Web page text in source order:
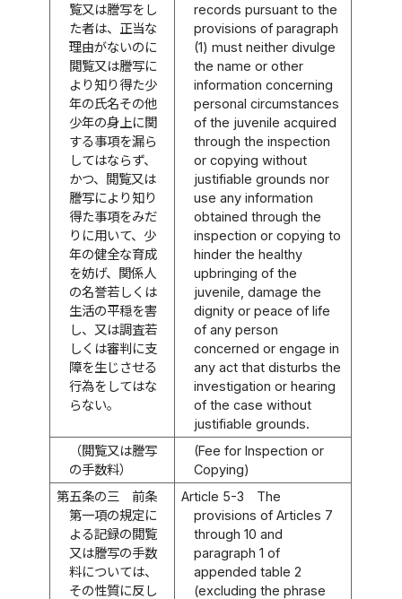
覧又は謄写をし
た者は、正当な
理由がないのに
閲覧又は謄写に
より知り得た少
年の氏名その他
少年の身上に関
する事項を漏ら
してはならず、
かつ、閲覧又は
謄写により知り
得た事項をみだ
りに用いて、少
年の健全な育成
を妨げ、関係人
の名誉若しくは
生活の平穏を害
し、又は調査若
しくは審判に支
障を生じさせる
行為をしてはな
らない。
records pursuant to the
provisions of paragraph
(1) must neither divulge
the name or other
information concerning
personal circumstances
of the juvenile acquired
through the inspection
or copying without
justifiable grounds nor
use any information
obtained through the
inspection or copying to
hinder the healthy
upbringing of the
juvenile, damage the
dignity or peace of life
of any person
concerned or engage in
any act that disturbs the
investigation or hearing
of the case without
justifiable grounds.
（閲覧又は謄写
の手数料）
(Fee for Inspection or
Copying)
第五条の三
前条
第一項の規定に
よる記録の閲覧
又は謄写の手数
料については、
その性質に反し
Article 5-3
The
provisions of Articles 7
through 10 and
paragraph 1 of
appended table 2
(excluding the phrase